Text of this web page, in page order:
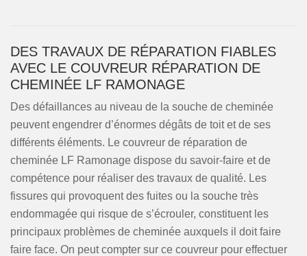
DES TRAVAUX DE RÉPARATION FIABLES
AVEC LE COUVREUR RÉPARATION DE
CHEMINÉE LF RAMONAGE
Des défaillances au niveau de la souche de cheminée
peuvent engendrer d’énormes dégâts de toit et de ses
différents éléments. Le couvreur de réparation de
cheminée LF Ramonage dispose du savoir-faire et de
compétence pour réaliser des travaux de qualité. Les
fissures qui provoquent des fuites ou la souche très
endommagée qui risque de s’écrouler, constituent les
principaux problèmes de cheminée auxquels il doit faire
faire face. On peut compter sur ce couvreur pour effectuer